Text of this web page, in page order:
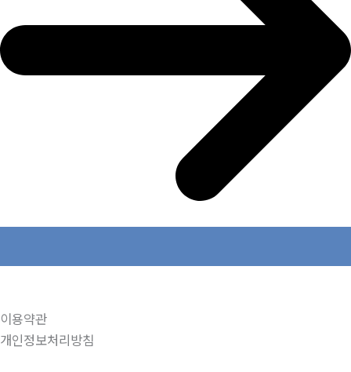
이용약관
개인정보처리방침